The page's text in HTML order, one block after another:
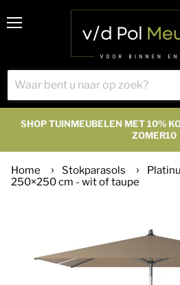
SHOP TUINMEUBELEN MET 10%
ZOMER10
Home Stokparasols
250×250 cm - wit of taupe